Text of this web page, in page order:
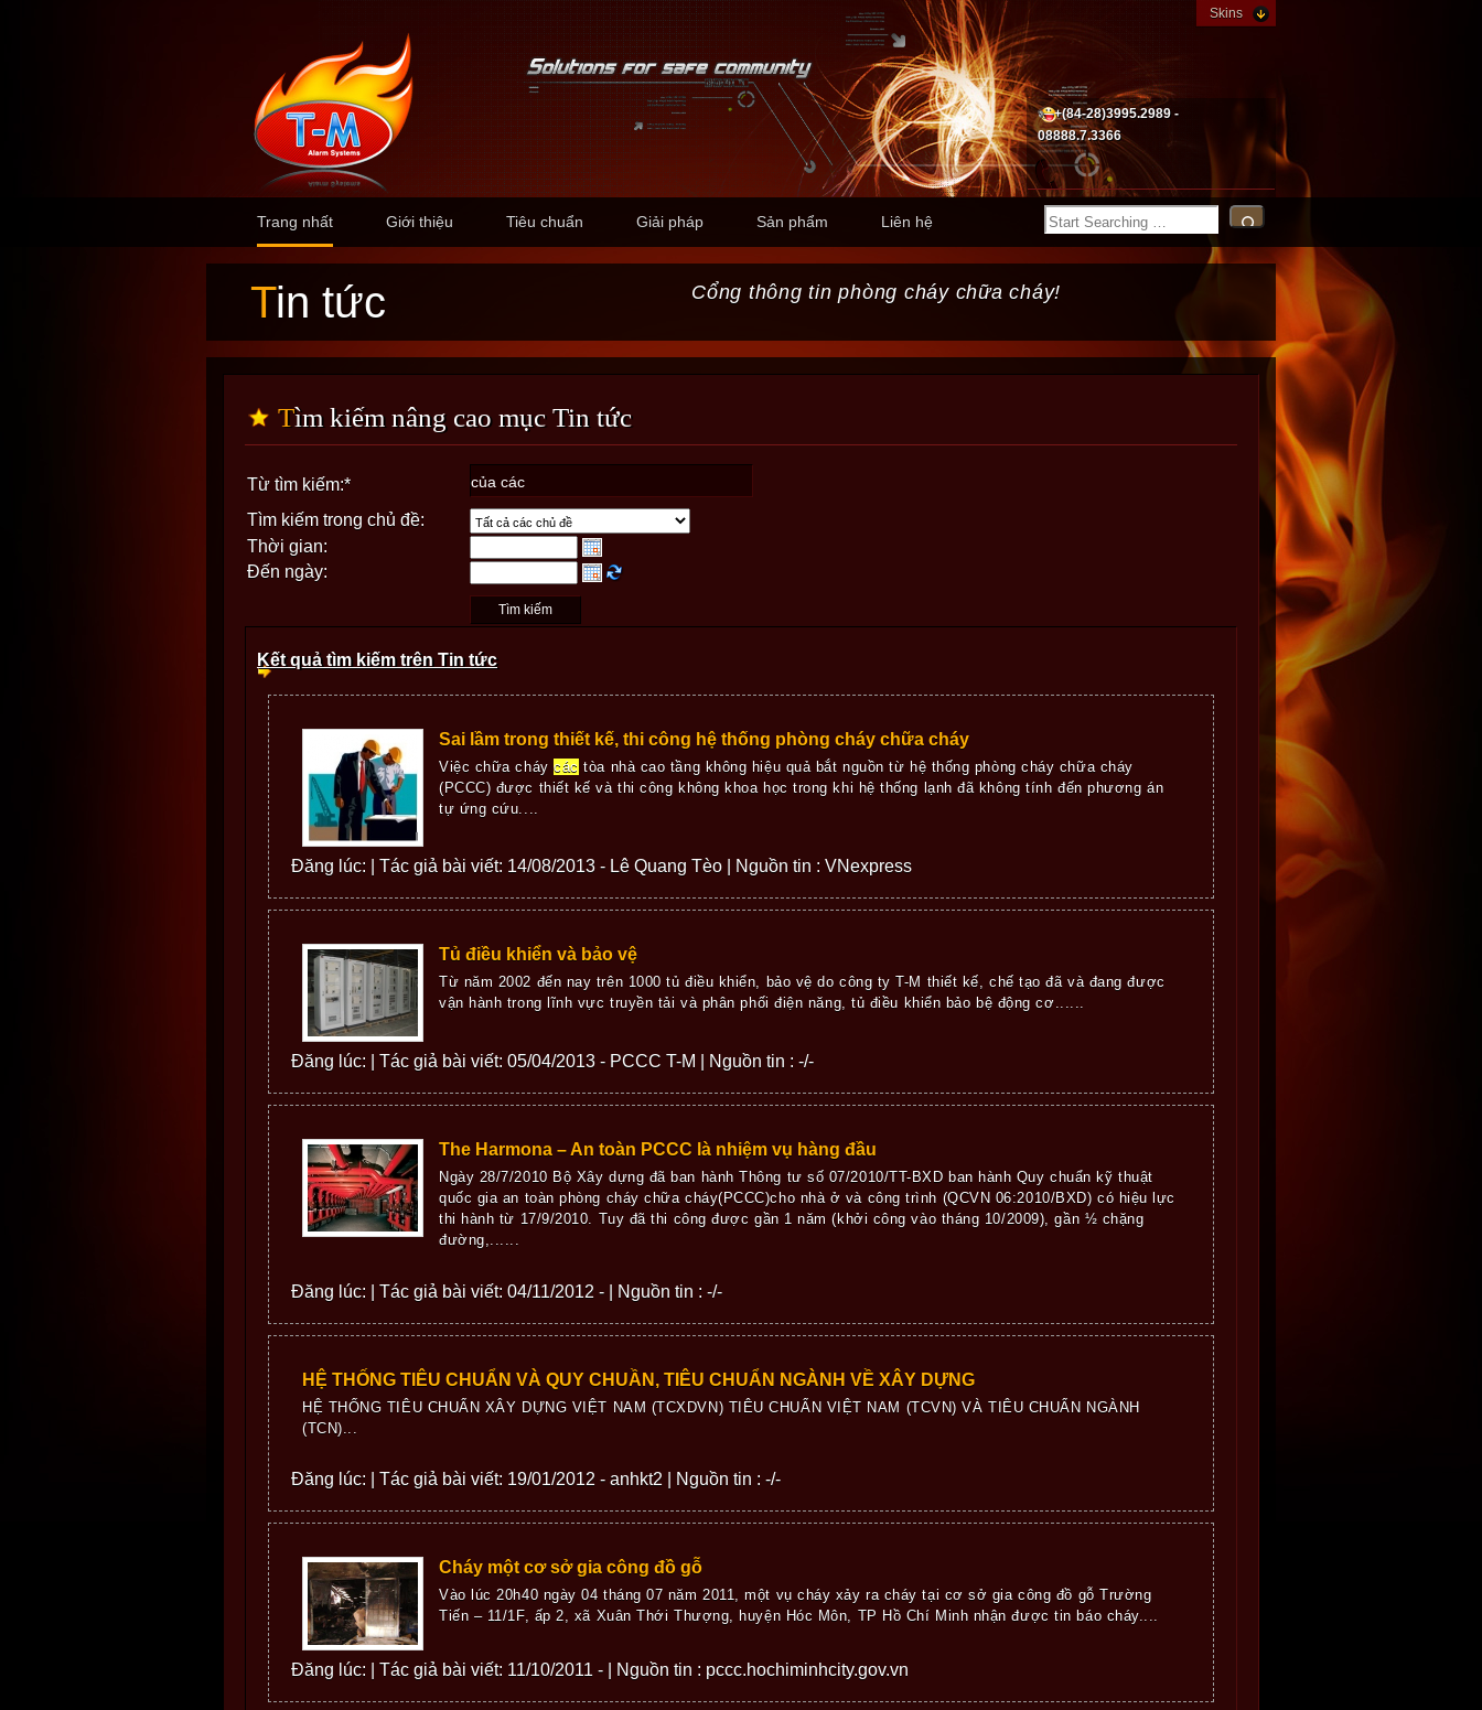
Skins
+(84-28)3995.2989 -
08888.7.3366
Trang nhất Giới thiệu Tiêu chuẩn Giải pháp Sản phẩm Liên hệ
Tin tức Cổng thông tin phòng cháy chữa cháy!
Tìm kiếm nâng cao mục Tin tức
Từ tìm kiếm:*
Tìm kiếm trong chủ đề:
Thời gian:
Đến ngày:
Kết quả tìm kiếm trên Tin tức
Sai lầm trong thiết kế, thi công hệ thống phòng cháy chữa cháy
Việc chữa cháycác tòa nhà cao tầng không hiệu quả bắt nguồn từ hệ thống phòng cháy chữa cháy
(PCCC) được thiết kế và thi công không khoa học trong khi hệ thống lạnh đã không tính đến phương án
tự ứng cứu....
Đăng lúc: | Tác giả bài viết: 14/08/2013 - Lê Quang Tèo | Nguồn tin : VNexpress
Tủ điều khiển và bảo vệ
Từ năm 2002 đến nay trên 1000 tủ điều khiển, bảo vệ do công ty T-M thiết kế, chế tạo đã và đang được
vận hành trong lĩnh vực truyền tải và phân phối điện năng, tủ điều khiển bảo bệ động cơ......
Đăng lúc: | Tác giả bài viết: 05/04/2013 - PCCC T-M | Nguồn tin : -/-
The Harmona – An toàn PCCC là nhiệm vụ hàng đầu
Ngày 28/7/2010 Bộ Xây dựng đã ban hành Thông tư số 07/2010/TT-BXD ban hành Quy chuẩn kỹ thuật
quốc gia an toàn phòng cháy chữa cháy(PCCC)cho nhà ở và công trình (QCVN 06:2010/BXD) có hiệu lực
thi hành từ 17/9/2010. Tuy đã thi công được gần 1 năm (khởi công vào tháng 10/2009), gần ½ chặng
đường,......
Đăng lúc: | Tác giả bài viết: 04/11/2012 - | Nguồn tin : -/-
HỆ THỐNG TIÊU CHUẨN VÀ QUY CHUẦN, TIÊU CHUẨN NGÀNH VỀ XÂY DỰNG
HỆ THỐNG TIÊU CHUẨN XÂY DỰNG VIỆT NAM (TCXDVN) TIÊU CHUẨN VIỆT NAM (TCVN) VÀ TIÊU CHUẨN NGÀNH
(TCN)...
Đăng lúc: | Tác giả bài viết: 19/01/2012 - anhkt2 | Nguồn tin : -/-
Cháy một cơ sở gia công đồ gỗ
Vào lúc 20h40 ngày 04 tháng 07 năm 2011, một vụ cháy xảy ra cháy tại cơ sở gia công đồ gỗ Trường
Tiến – 11/1F, ấp 2, xã Xuân Thới Thượng, huyện Hóc Môn, TP Hồ Chí Minh nhận được tin báo cháy....
Đăng lúc: | Tác giả bài viết: 11/10/2011 - | Nguồn tin : pccc.hochiminhcity.gov.vn